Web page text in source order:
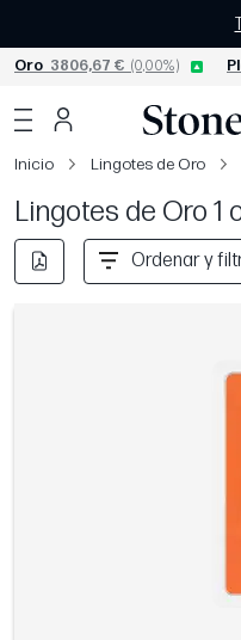
Oro 3806,67 € (0,00%)
Inicio Lingotes de Oro
Lingotes de Oro 1
Ordenar y